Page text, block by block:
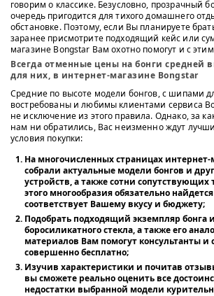
говорим о классике. Безусловно, прозрачный
очередь пригодится для тихого домашнего
обстановке. Поэтому, если Вы планируете
заранее присмотрите подходящий кейс или
магазине Bongstar Вам охотно помогут и с
Всегда отменные цены на бонги средней
для них, в интернет-магазине Bongstar
Средние по высоте модели бонгов, с шипами
востребованы и любимы клиентами сервиса
не исключение из этого правила. Однако, за
нам ни обратились, Вас неизменно ждут
условия покупки:
На многочисленных страницах
собрали актуальные модели бонгов и
устройств, а также сотни сопутствующих
этого многообразия обязательно
соответствует Вашему вкусу и бюджету;
Подобрать подходящий экземпляр бонга
боросиликатного стекла, а также его
материалов Вам помогут консультанты и
совершенно бесплатно;
Изучив характеристики и почитав
вы сможете реально оценить все
недостатки выбранной модели